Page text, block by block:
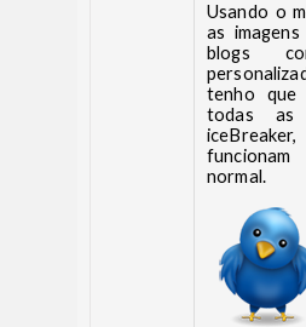
Usando o
as
blogs
tenho que
todas as
normal.